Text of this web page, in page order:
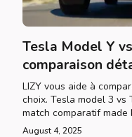
Tesla Model Y
comparaison
LIZY vous aide à
choix. Tesla model 3 vs
match comparatif made
August 4, 2025